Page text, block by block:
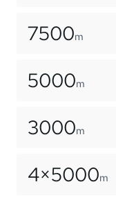
7500m
5000m
3000m
4×5000m